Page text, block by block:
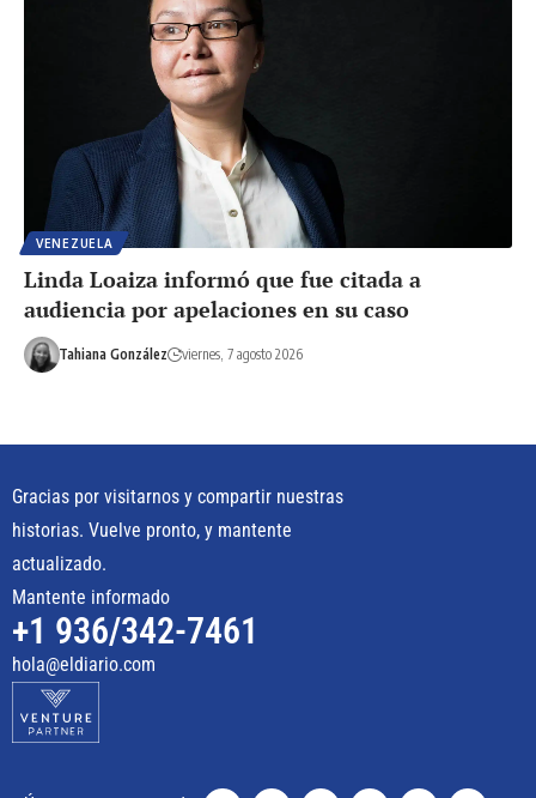
VENEZUELA
Linda Loaiza informó que fue citada a
audiencia por apelaciones en su caso
Tahiana González viernes, 7 agosto 2026
Gracias por visitarnos y compartir nuestras
historias. Vuelve pronto, y mantente
actualizado.
Mantente informado
+1 936/342-7461
hola@eldiario.com